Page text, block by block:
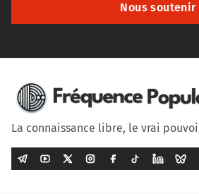
Nous soutenir
La connaissance libre, le vrai